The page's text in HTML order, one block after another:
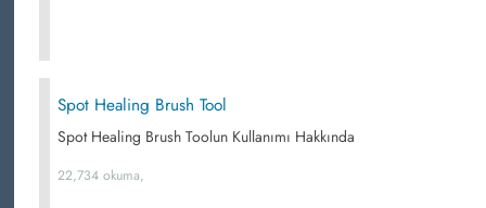
Spot Healing Brush Tool
Spot Healing Brush Toolun Kullanımı Hakkında
22,734 okuma,